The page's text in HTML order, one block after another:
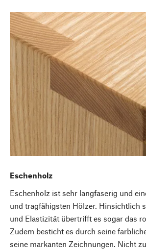
Eschenholz
Eschenholz ist sehr langfaserig und
und tragfähigsten Hölzer. Hinsichtlich
und Elastizität übertrifft es sogar das
Zudem besticht es durch seine
seine markanten Zeichnungen. Nicht